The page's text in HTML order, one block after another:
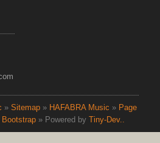
» Sitemap» HAFABRA Music » Page
Bootstrap» Powered by Tiny-Dev..